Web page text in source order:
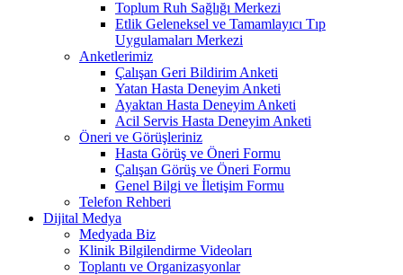
Toplum Ruh Sağlığı Merkezi
Etlik Geleneksel ve Tamamlayıcı Tıp
Uygulamaları Merkezi
Anketlerimiz
Çalışan Geri Bildirim Anketi
Yatan Hasta Deneyim Anketi
Ayaktan Hasta Deneyim Anketi
Acil Servis Hasta Deneyim Anketi
Öneri ve Görüşleriniz
Hasta Görüş ve Öneri Formu
Çalışan Görüş ve Öneri Formu
Genel Bilgi ve İletişim Formu
Telefon Rehberi
Dijital Medya
Medyada Biz
Klinik Bilgilendirme Videoları
Toplantı ve Organizasyonlar